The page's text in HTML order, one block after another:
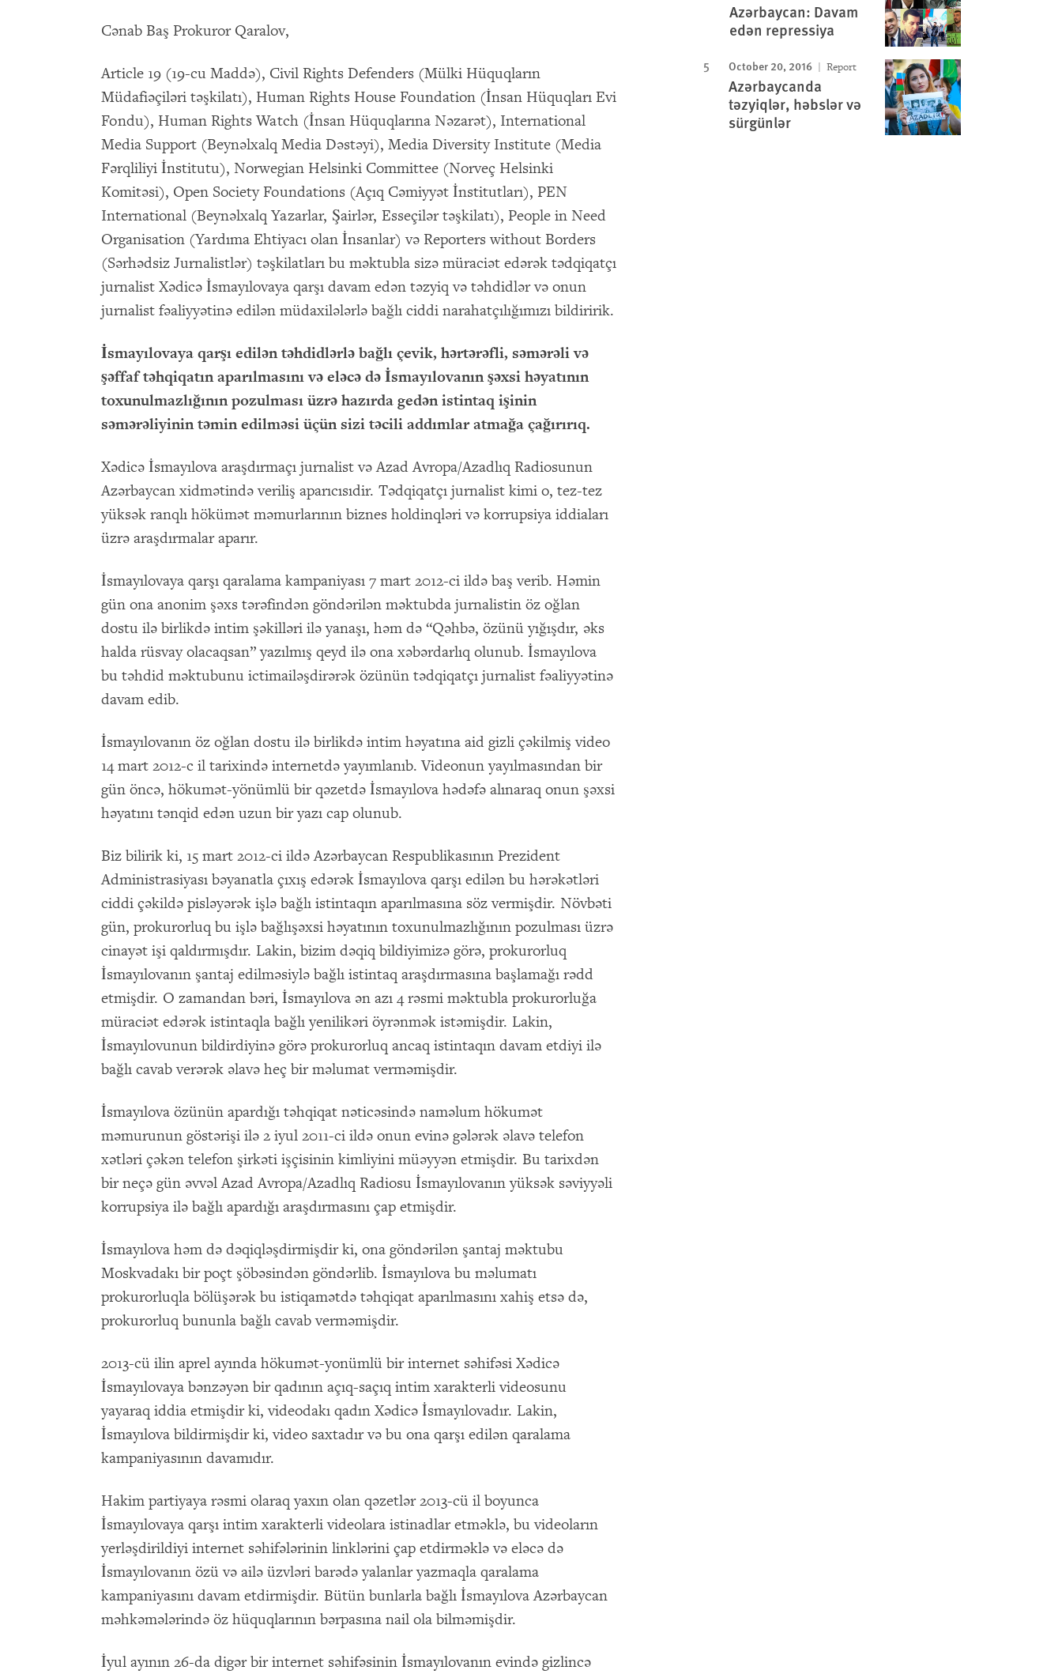
Cənab Baş Prokuror Qaralov,
Article 19 (19-cu Maddə), Civil Rights Defenders (Mülki Hüquqların
Müdafiəçiləri təşkilatı), Human Rights House Foundation (İnsan Hüquqları Evi
Fondu), Human Rights Watch (İnsan Hüquqlarına Nəzarət), International
Media Support (Beynəlxalq Media Dəstəyi), Media Diversity Institute (Media
Fərqliliyi İnstitutu), Norwegian Helsinki Committee (Norveç Helsinki
Komitəsi), Open Society Foundations (Açıq Cəmiyyət İnstitutları), PEN
International (Beynəlxalq Yazarlar, Şairlər, Esseçilər təşkilatı), People in Need
Organisation (Yardıma Ehtiyacı olan İnsanlar) və Reporters without Borders
(Sərhədsiz Jurnalistlər) təşkilatları bu məktubla sizə müraciət edərək tədqiqatçı
jurnalist Xədicə İsmayılovaya qarşı davam edən təzyiq və təhdidlər və onun
jurnalist fəaliyyətinə edilən müdaxilələrlə bağlı ciddi narahatçılığımızı bildiririk.
İsmayılovaya qarşı edilən təhdidlərlə bağlı çevik, hərtərəfli, səmərəli və
şəffaf təhqiqatın aparılmasını və eləcə də İsmayılovanın şəxsi həyatının
toxunulmazlığının pozulması üzrə hazırda gedən istintaq işinin
səmərəliyinin təmin edilməsi üçün sizi təcili addımlar atmağa çağırırıq.
Xədicə İsmayılova araşdırmaçı jurnalist və Azad Avropa/Azadlıq Radiosunun
Azərbaycan xidmətində veriliş aparıcısıdir. Tədqiqatçı jurnalist kimi o, tez-tez
yüksək ranqlı hökümət məmurlarının biznes holdinqləri və korrupsiya iddiaları
üzrə araşdırmalar aparır.
İsmayılovaya qarşı qaralama kampaniyası 7 mart 2012-ci ildə baş verib. Həmin
gün ona anonim şəxs tərəfindən göndərilən məktubda jurnalistin öz oğlan
dostu ilə birlikdə intim şəkilləri ilə yanaşı, həm də “Qəhbə, özünü yığışdır, əks
halda rüsvay olacaqsan” yazılmış qeyd ilə ona xəbərdarlıq olunub. İsmayılova
bu təhdid məktubunu ictimailəşdirərək özünün tədqiqatçı jurnalist fəaliyyətinə
davam edib.
İsmayılovanın öz oğlan dostu ilə birlikdə intim həyatına aid gizli çəkilmiş video
14 mart 2012-c il tarixində internetdə yayımlanıb. Videonun yayılmasından bir
gün öncə, hökumət-yönümlü bir qəzetdə İsmayılova hədəfə alınaraq onun şəxsi
həyatını tənqid edən uzun bir yazı cap olunub.
Biz bilirik ki, 15 mart 2012-ci ildə Azərbaycan Respublikasının Prezident
Administrasiyası bəyanatla çıxış edərək İsmayılova qarşı edilən bu hərəkətləri
ciddi çəkildə pisləyərək işlə bağlı istintaqın aparılmasına söz vermişdir. Növbəti
gün, prokurorluq bu işlə bağlışəxsi həyatının toxunulmazlığının pozulması üzrə
cinayət işi qaldırmışdır. Lakin, bizim dəqiq bildiyimizə görə, prokurorluq
İsmayılovanın şantaj edilməsiylə bağlı istintaq araşdırmasına başlamağı rədd
etmişdir. O zamandan bəri, İsmayılova ən azı 4 rəsmi məktubla prokurorluğa
müraciət edərək istintaqla bağlı yenilikəri öyrənmək istəmişdir. Lakin,
İsmayılovunun bildirdiyinə görə prokurorluq ancaq istintaqın davam etdiyi ilə
bağlı cavab verərək əlavə heç bir məlumat verməmişdir.
İsmayılova özünün apardığı təhqiqat nəticəsində naməlum hökumət
məmurunun göstərişi ilə 2 iyul 2011-ci ildə onun evinə gələrək əlavə telefon
xətləri çəkən telefon şirkəti işçisinin kimliyini müəyyən etmişdir. Bu tarixdən
bir neçə gün əvvəl Azad Avropa/Azadlıq Radiosu İsmayılovanın yüksək səviyyəli
korrupsiya ilə bağlı apardığı araşdırmasını çap etmişdir.
İsmayılova həm də dəqiqləşdirmişdir ki, ona göndərilən şantaj məktubu
Moskvadakı bir poçt şöbəsindən göndərlib. İsmayılova bu məlumatı
prokurorluqla bölüşərək bu istiqamətdə təhqiqat aparılmasını xahiş etsə də,
prokurorluq bununla bağlı cavab verməmişdir.
2013-cü ilin aprel ayında hökumət-yonümlü bir internet səhifəsi Xədicə
İsmayılovaya bənzəyən bir qadının açıq-saçıq intim xarakterli videosunu
yayaraq iddia etmişdir ki, videodakı qadın Xədicə İsmayılovadır. Lakin,
İsmayılova bildirmişdir ki, video saxtadır və bu ona qarşı edilən qaralama
kampaniyasının davamıdır.
Hakim partiyaya rəsmi olaraq yaxın olan qəzetlər 2013-cü il boyunca
İsmayılovaya qarşı intim xarakterli videolara istinadlar etməklə, bu videoların
yerləşdirildiyi internet səhifələrinin linklərini çap etdirməklə və eləcə də
İsmayılovanın özü və ailə üzvləri barədə yalanlar yazmaqla qaralama
kampaniyasını davam etdirmişdir. Bütün bunlarla bağlı İsmayılova Azərbaycan
məhkəmələrində öz hüquqlarının bərpasına nail ola bilməmişdir.
İyul ayının 26-da digər bir internet səhifəsinin İsmayılovanın evində gizlincə
Azərbaycan: Davam
edən repressiya
October 20, 2016 Report
Azərbaycanda
təzyiqlər, həbslər və
sürgünlər